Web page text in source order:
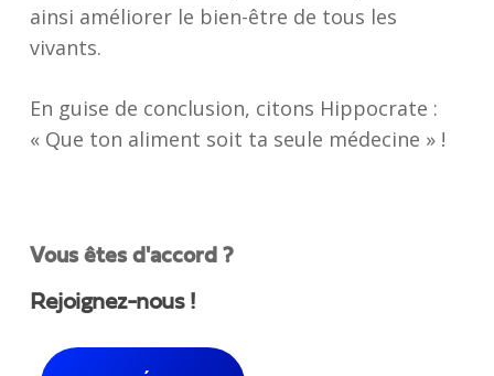
ainsi améliorer le bien-être de tous les
vivants.
En guise de conclusion, citons Hippocrate :
« Que ton aliment soit ta seule médecine » !
Vous êtes d'accord ?
Rejoignez-nous !